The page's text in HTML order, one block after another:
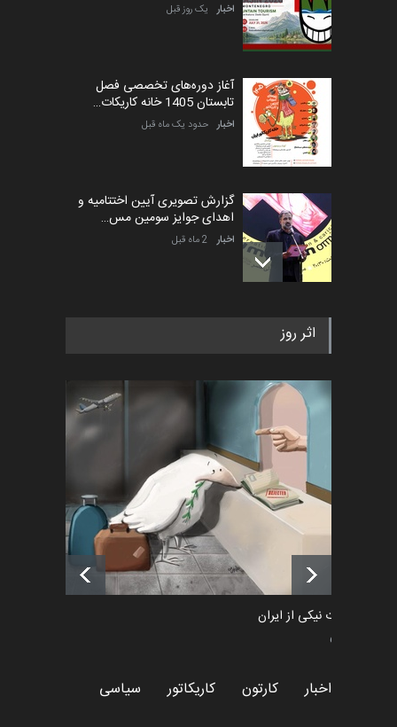
اخبار یک روز قبل
آغاز دوره‌های تخصصی فصل
تابستان 1405 خانه کاریکات…
اخبار حدود یک ماه قبل
گزارش تصویری آیین اختتامیه و
اهدای جوایز سومین مس…
اخبار 2 ماه قبل
به یاد اردوغان باشول (۱۹۳۶–
اخبار 2 ماه قبل
رویداد کارگاهی کارتون و پوستر
«ایران سربلند» به ا…
اخبار 6 ماه قبل
فراخوان رویداد کارگاهی کارتون و
پوستر "ایران سربل…
اخبار 6 ماه قبل
اثر روز
طراوت نیکی از ایران
سیاسی
اخبار کارتون کاریکاتور سیاسی